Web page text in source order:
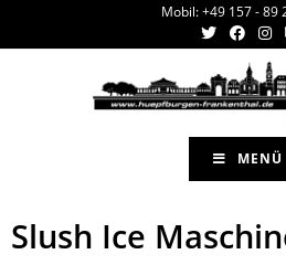
Mobil: +49 157 - 89
MENÜ
Slush Ice